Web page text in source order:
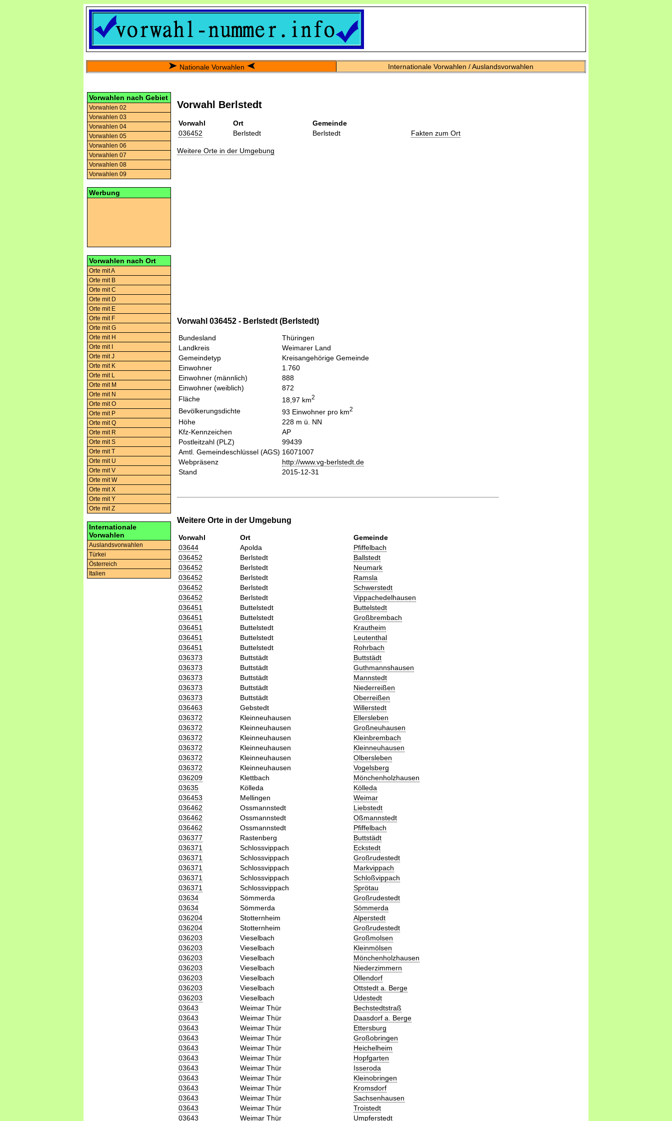
Nationale Vorwahlen Internationale Vorwahlen / Auslandsvorwahlen
Vorwahlen nach Gebiet
Vorwahlen 02
Vorwahlen 03
Vorwahlen 04
Vorwahlen 05
Vorwahlen 06
Vorwahlen 07
Vorwahlen 08
Vorwahlen 09
Werbung
Vorwahlen nach Ort
Orte mit A
Orte mit B
Orte mit C
Orte mit D
Orte mit E
Orte mit F
Orte mit G
Orte mit H
Orte mit I
Orte mit J
Orte mit K
Orte mit L
Orte mit M
Orte mit N
Orte mit O
Orte mit P
Orte mit Q
Orte mit R
Orte mit S
Orte mit T
Orte mit U
Orte mit V
Orte mit W
Orte mit X
Orte mit Y
Orte mit Z
Internationale
Vorwahlen
Auslandsvorwahlen
Türkei
Österreich
Italien
Vorwahl Berlstedt
Vorwahl Ort
Gemeinde
036452
Berlstedt Berlstedt Fakten zum Ort
Weitere Orte in der Umgebung
Vorwahl 036452 - Berlstedt (Berlstedt)
Bundesland
Thüringen
Landkreis
Weimarer Land
Gemeindetyp
Kreisangehörige Gemeinde
Einwohner
1.760
Einwohner (männlich)
888
Einwohner (weiblich)
872
Fläche
18,97 km2
Bevölkerungsdichte 93 Einwohner pro km2
Höhe
228 m ü. NN
Kfz-Kennzeichen
AP
Postleitzahl (PLZ)
99439
Amtl. Gemeindeschlüssel (AGS) 16071007
Webpräsenz
http://www.vg-berlstedt.de
Stand
2015-12-31
Weitere Orte in der Umgebung
Vorwahl Ort
Gemeinde
03644
Apolda
Pfiffelbach
036452
Berlstedt
Ballstedt
036452
Berlstedt
Neumark
036452
Berlstedt
Ramsla
036452
Berlstedt
Schwerstedt
036452
Berlstedt
Vippachedelhausen
036451
Buttelstedt
Buttelstedt
036451
Buttelstedt
Großbrembach
036451
Buttelstedt
Krautheim
036451
Buttelstedt
Leutenthal
036451
Buttelstedt
Rohrbach
036373
Buttstädt
Buttstädt
036373
Buttstädt
Guthmannshausen
036373
Buttstädt
Mannstedt
036373
Buttstädt
Niederreißen
036373
Buttstädt
Oberreißen
036463
Gebstedt
Willerstedt
036372
Kleinneuhausen
Ellersleben
036372
Kleinneuhausen
Großneuhausen
036372
Kleinneuhausen
Kleinbrembach
036372
Kleinneuhausen
Kleinneuhausen
036372
Kleinneuhausen
Olbersleben
036372
Kleinneuhausen
Vogelsberg
036209
Klettbach
Mönchenholzhausen
03635
Kölleda
Kölleda
036453
Mellingen
Weimar
036462
Ossmannstedt
Liebstedt
036462
Ossmannstedt
Oßmannstedt
036462
Ossmannstedt
Pfiffelbach
036377
Rastenberg
Buttstädt
036371
Schlossvippach
Eckstedt
036371
Schlossvippach
Großrudestedt
036371
Schlossvippach
Markvippach
036371
Schlossvippach
Schloßvippach
036371
Schlossvippach
Sprötau
03634
Sömmerda
Großrudestedt
03634
Sömmerda
Sömmerda
036204
Stotternheim
Alperstedt
036204
Stotternheim
Großrudestedt
036203
Vieselbach
Großmolsen
036203
Vieselbach
Kleinmölsen
036203
Vieselbach
Mönchenholzhausen
036203
Vieselbach
Niederzimmern
036203
Vieselbach
Ollendorf
036203
Vieselbach
Ottstedt a. Berge
036203
Vieselbach
Udestedt
03643
Weimar Thür
Bechstedtstraß
03643
Weimar Thür
Daasdorf a. Berge
03643
Weimar Thür
Ettersburg
03643
Weimar Thür
Großobringen
03643
Weimar Thür
Heichelheim
03643
Weimar Thür
Hopfgarten
03643
Weimar Thür
Isseroda
03643
Weimar Thür
Kleinobringen
03643
Weimar Thür
Kromsdorf
03643
Weimar Thür
Sachsenhausen
03643
Weimar Thür
Troistedt
03643
Weimar Thür Umpferstedt